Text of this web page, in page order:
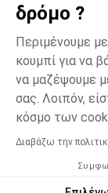
δρόμο ?
Περιμένουμε
κουμπί για να
να μαζέψουμε
σας. Λοιπόν,
κόσμο των
Διαβάζω την
Μπλε
H Orchestra
μεσολάβησης της